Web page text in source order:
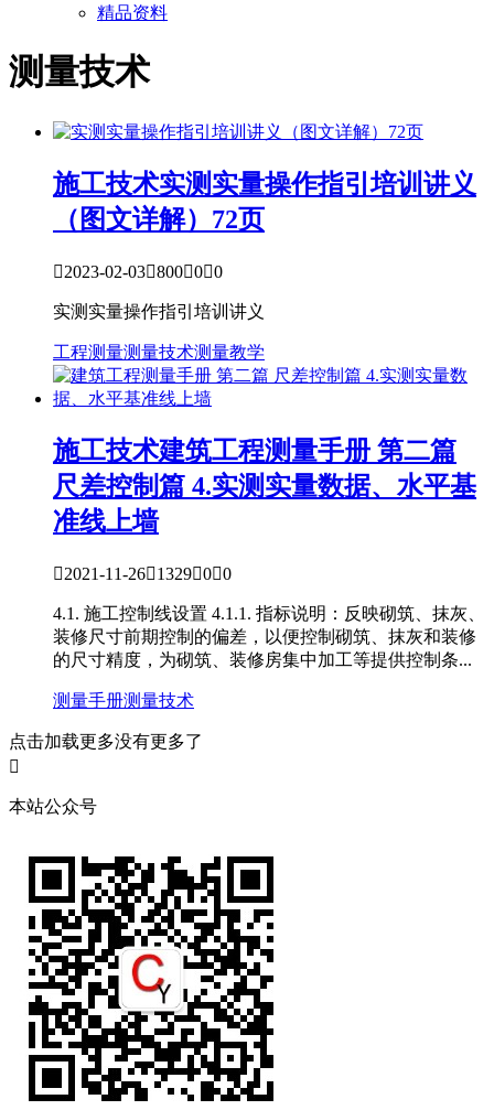
精品资料
测量技术
施工技术实测实量操作指引培训讲义
（图文详解）72页
2023-02-0380000
实测实量操作指引培训讲义
工程测量测量技术测量教学
施工技术建筑工程测量手册 第二篇
尺差控制篇 4.实测实量数据、水平基
准线上墙
2021-11-26132900
4.1. 施工控制线设置 4.1.1. 指标说明：反映砌筑、抹灰、
装修尺寸前期控制的偏差，以便控制砌筑、抹灰和装修
的尺寸精度，为砌筑、装修房集中加工等提供控制条...
测量手册测量技术
点击加载更多没有更多了

本站公众号